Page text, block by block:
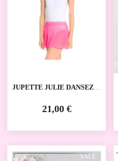
JUPETTE JULIE DANSEZ
21,00 €
SALE